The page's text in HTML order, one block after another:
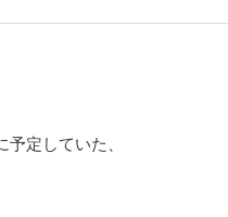
（日）に予定していた、